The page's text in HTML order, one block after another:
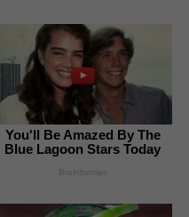
You'll Be Amazed By The
Blue Lagoon Stars Today
Brainberries